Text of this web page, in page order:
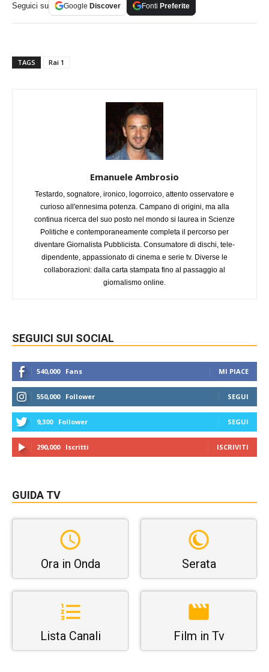
Seguici su Google Discover Fonti Preferite
TAGS Rai 1
Emanuele Ambrosio
Testardo, sognatore, ironico, logorroico, attento osservatore e
curioso all'ennesima potenza. Campano di origini, ma alla
continua ricerca del suo posto nel mondo si laurea in Scienze
Politiche e contemporaneamente completa il percorso per
diventare Giornalista Pubblicista. Consumatore di dischi, tele-
dipendente, appassionato di cinema e serie tv. Diverse le
collaborazioni: dalla carta stampata fino al passaggio al
giornalismo online.
SEGUICI SUI SOCIAL
540,000 Fans MI PIACE
550,000 Follower SEGUI
9,300 Follower SEGUI
290,000 Iscritti ISCRIVITI
GUIDA TV
Ora in Onda Serata
Lista Canali Film in Tv